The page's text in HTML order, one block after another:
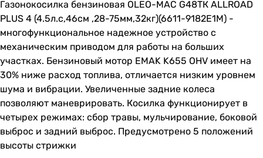
Газонокосилка бензиновая OLEO-MAC G48TК ALLROAD
PLUS 4 (4.5л.с,46см ,28-75мм,32кг)(6611-9182E1M) -
многофункциональное надежное устройство с
механическим приводом для работы на больших
участках. Бензиновый мотор EMAK K655 OHV имеет на
30% ниже расход топлива, отличается низким уровнем
шума и вибрации. Увеличенные задние колеса
позволяют маневрировать. Косилка функционирует в
четырех режимах: сбор травы, мульчирование, боковой
выброс и задний выброс. Предусмотрено 5 положений
высоты стрижки